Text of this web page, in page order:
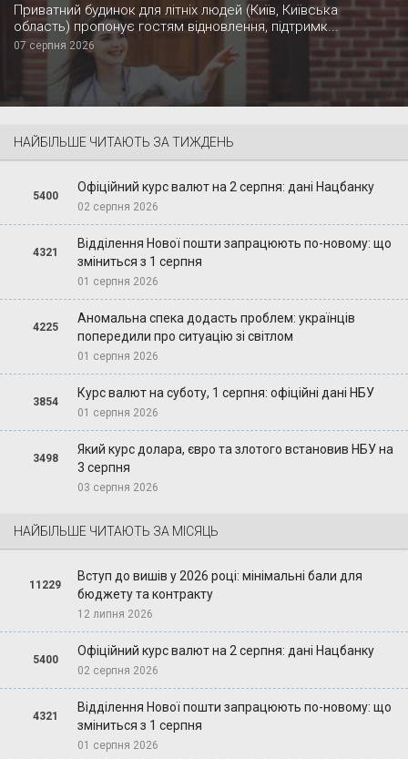
Приватний будинок для літніх людей (Київ, Київська
область) пропонує гостям відновлення, підтримк...
07 серпня 2026
НАЙБІЛЬШЕ ЧИТАЮТЬ ЗА ТИЖДЕНЬ
5400
Офіційний курс валют на 2 серпня: дані Нацбанку
02 серпня 2026
4321
Відділення Нової пошти запрацюють по-новому: що
зміниться з 1 серпня
01 серпня 2026
4225
Аномальна спека додасть проблем: українців
попередили про ситуацію зі світлом
01 серпня 2026
3854
Курс валют на суботу, 1 серпня: офіційні дані НБУ
01 серпня 2026
3498
Який курс долара, євро та злотого встановив НБУ на
3 серпня
03 серпня 2026
НАЙБІЛЬШЕ ЧИТАЮТЬ ЗА МІСЯЦЬ
11229
Вступ до вишів у 2026 році: мінімальні бали для
бюджету та контракту
12 липня 2026
5400
Офіційний курс валют на 2 серпня: дані Нацбанку
02 серпня 2026
4321
Відділення Нової пошти запрацюють по-новому: що
зміниться з 1 серпня
01 серпня 2026